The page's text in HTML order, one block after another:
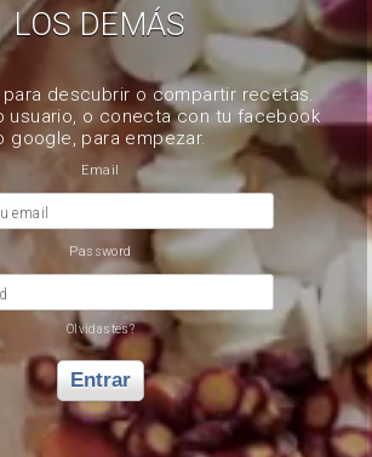
LOS DEMÁS
descubrir o compartir recetas.
usuario, o conecta con tu facebook
google, para empezar.
Email
email
Password
Olvidastes?
Entrar